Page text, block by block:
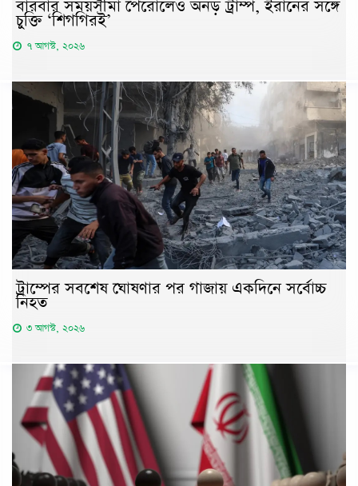
বারবার সময়সীমা পেরোলেও অনড় ট্রাম্প, ইরানের সঙ্গে
চুক্তি ‘শিগগিরই’
৭ আগস্ট, ২০২৬
ট্রাম্পের সবশেষ ঘোষণার পর গাজায় একদিনে সর্বোচ্চ
নিহত
৩ আগস্ট, ২০২৬